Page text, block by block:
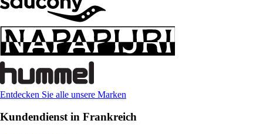
Entdecken Sie alle unsere Marken
Kundendienst in Frankreich